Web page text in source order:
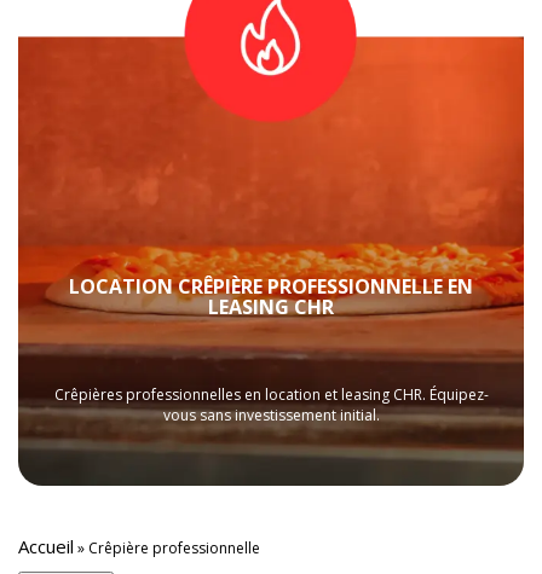
LOCATION CRÊPIÈRE PROFESSIONNELLE EN
LEASING CHR
Crêpières professionnelles en location et leasing CHR. Équipez-
vous sans investissement initial.
Accueil » Crêpière professionnelle